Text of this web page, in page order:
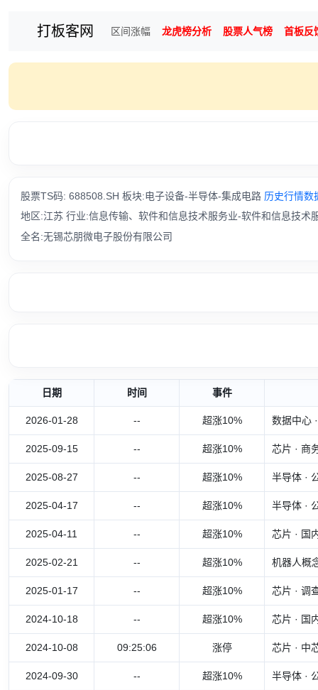
打板客网 区间涨幅 龙虎榜分析 股票人气榜 首板反
股票TS码: 688508.SH 板块:电子设备-半导体-集成电路 历史行情数
地区:江苏 行业:信息传输、软件和信息技术服务业-软件和信息技术
全名:无锡芯朋微电子股份有限公司
日期 时间 事件
2026-01-28 -- 超涨10% 数据中心
2025-09-15 -- 超涨10% 芯片 · 商
2025-08-27 -- 超涨10% 半导体 ·
2025-04-17 -- 超涨10% 半导体 ·
2025-04-11 -- 超涨10% 芯片 · 国
2025-02-21 -- 超涨10% 机器人概
2025-01-17 -- 超涨10% 芯片 · 调
2024-10-18 -- 超涨10% 芯片 · 国
2024-10-08 09:25:06 涨停 芯片 · 中
2024-09-30 -- 超涨10% 半导体 ·